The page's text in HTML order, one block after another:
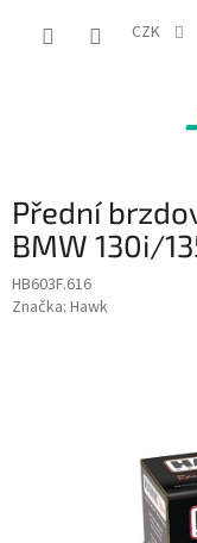
CZK
Přední
BMW 130i/
HB603F.616
Značka: Hawk